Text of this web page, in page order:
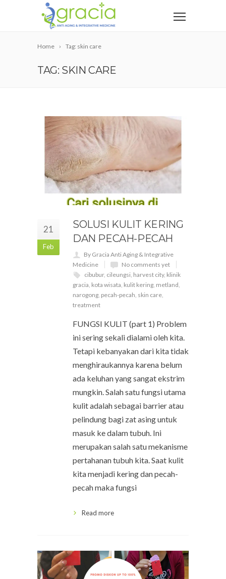
Home Tag: skin care
TAG: SKIN CARE
21
Feb
SOLUSI KULIT KERING
DAN PECAH-PECAH
By Gracia Anti Aging & Integrative
Medicine
No comments yet
cibubur, cileungsi harvest city, klinik
gracia kota wisata kulit kering metland
narogong pecah-pecah skin care
treatment
FUNGSI KULIT (part 1) Problem
ini sering sekali dialami oleh kita.
Tetapi kebanyakan dari kita tidak
menghiraukannya karena belum
ada keluhan yang sangat ekstrim
mungkin. Salah satu fungsi utama
kulit adalah sebagai barrier atau
pelindung bagi zat asing untuk
masuk ke dalam tubuh. Ini
merupakan salah satu mekanisme
pertahanan tubuh kita. Saat kulit
kita menjadi kering dan pecah-
pecah maka fungsi
Read more